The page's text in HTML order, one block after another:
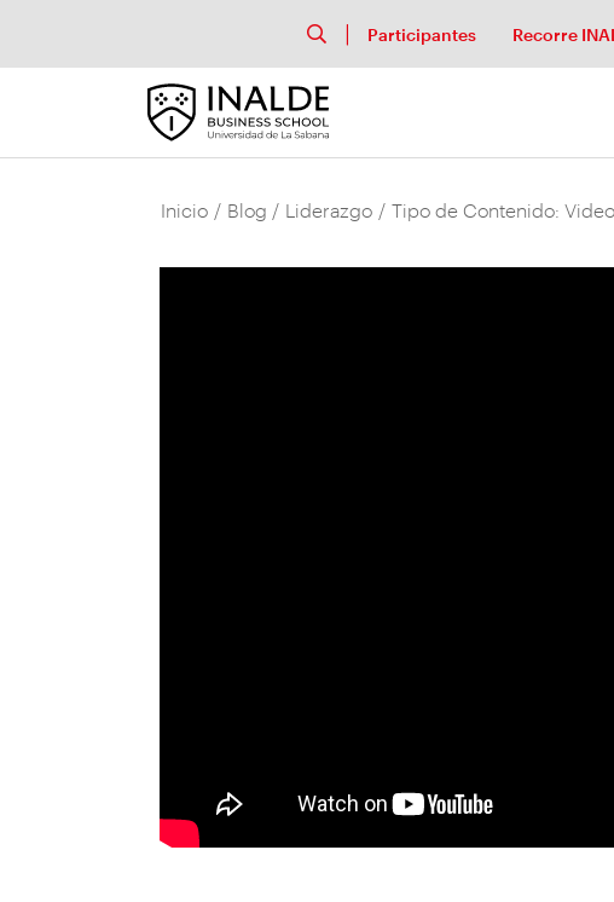
Participantes Recorre
Inicio / Blog / Liderazgo / Tipo de Contenido: Video